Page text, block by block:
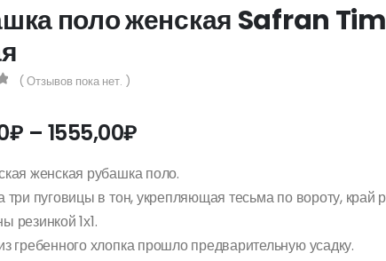
поло женская Safran
( Отзывов пока нет. )
₽ – 1555,00₽Диапазон
1415,00₽
–
женская рубашка поло.
три пуговицы в тон, укрепляющая тесьма по вороту, край
резинкой 1х1.
гребенного хлопка прошло предварительную усадку.